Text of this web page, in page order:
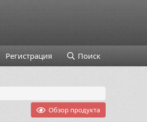
Регистрация Поиск
Обзор продукта